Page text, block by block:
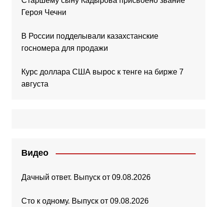
Героя Чечни
В России подделывали казахстанские
госномера для продажи
Курс доллара США вырос к тенге на бирже 7
августа
Видео
Дачный ответ. Выпуск от 09.08.2026
Сто к одному. Выпуск от 09.08.2026